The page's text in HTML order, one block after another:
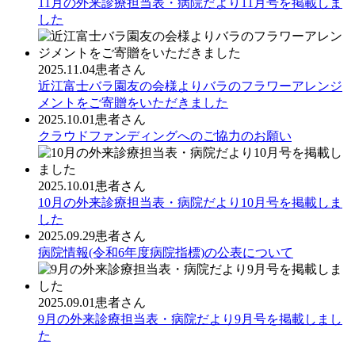
した
2025.11.04患者さん
近江富士バラ園友の会様よりバラのフラワーアレンジ
メントをご寄贈をいただきました
2025.10.01 患者さん
クラウドファンディングへのご協力のお願い
2025.10.01 患者さん
10月の外来診療担当表・病院だより10月号を掲載しま
した
2025.09.29患者さん
病院情報(令和6年度病院指標)の公表について
2025.09.01 患者さん
9月の外来診療担当表・病院だより9月号を掲載しまし
た